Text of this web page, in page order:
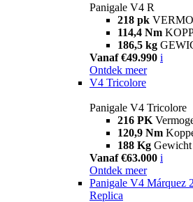
Panigale V4 R
218 pk
114,4 Nm
186,5 kg
Vanaf €49.990 i
Ontdek meer
V4 Tricolore
Panigale V4 Tricolore
216 PK
120,9 Nm
188 Kg Gewicht
Vanaf €63.000 i
Ontdek meer
Panigale V4 Márquez
Replica